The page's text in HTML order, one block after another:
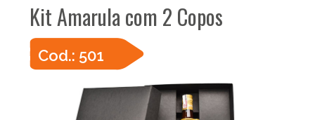
Kit Amarula com 2 Copos
Cod.: 501